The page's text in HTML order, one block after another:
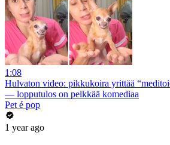
1:08
Hulvaton video: pikkukoira yrittää
— lopputulos on pelkkää komediaa
Pet é pop
1 year ago